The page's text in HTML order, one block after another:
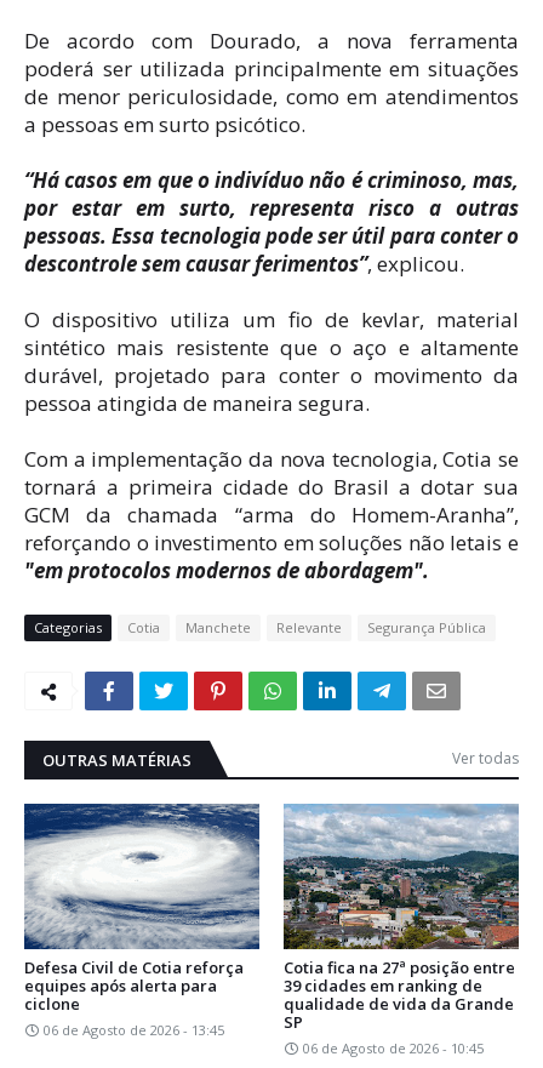
De acordo com Dourado, a nova ferramenta
poderá ser utilizada principalmente em situações
de menor periculosidade, como em atendimentos
a pessoas em surto psicótico.
“Há casos em que o indivíduo não é criminoso, mas,
por estar em surto, representa risco a outras
pessoas. Essa tecnologia pode ser útil para conter o
descontrole sem causar ferimentos”, explicou.
O dispositivo utiliza um fio de kevlar, material
sintético mais resistente que o aço e altamente
durável, projetado para conter o movimento da
pessoa atingida de maneira segura.
Com a implementação da nova tecnologia, Cotia se
tornará a primeira cidade do Brasil a dotar sua
GCM da chamada “arma do Homem-Aranha”,
reforçando o investimento em soluções não letais e
"em protocolos modernos de abordagem".
Categorias Cotia Manchete Relevante Segurança Pública
OUTRAS MATÉRIAS Ver todas
Defesa Civil de Cotia reforça
equipes após alerta para
ciclone
06 de Agosto de 2026 - 13:45
Cotia fica na 27ª posição entre
39 cidades em ranking de
qualidade de vida da Grande
SP
06 de Agosto de 2026 - 10:45